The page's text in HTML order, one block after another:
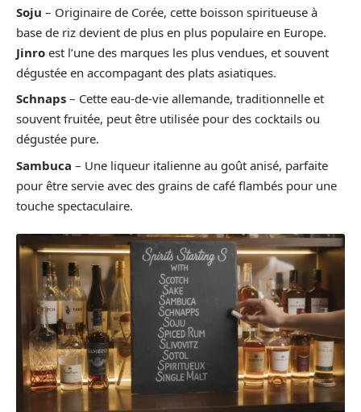
Soju – Originaire de Corée, cette boisson spiritueuse à
base de riz devient de plus en plus populaire en Europe.
Jinro est l’une des marques les plus vendues, et souvent
dégustée en accompagant des plats asiatiques.
Schnaps – Cette eau-de-vie allemande, traditionnelle et
souvent fruitée, peut être utilisée pour des cocktails ou
dégustée pure.
Sambuca – Une liqueur italienne au goût anisé, parfaite
pour être servie avec des grains de café flambés pour une
touche spectaculaire.